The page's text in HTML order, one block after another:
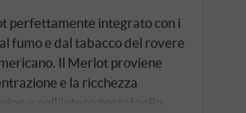
perfettamente integrato con i
fumo e dal tabacco del rovere
Il Merlot proviene
e la ricchezza
e nell'intero portafoglio